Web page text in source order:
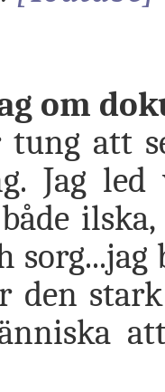
om
tung att
Jag
den